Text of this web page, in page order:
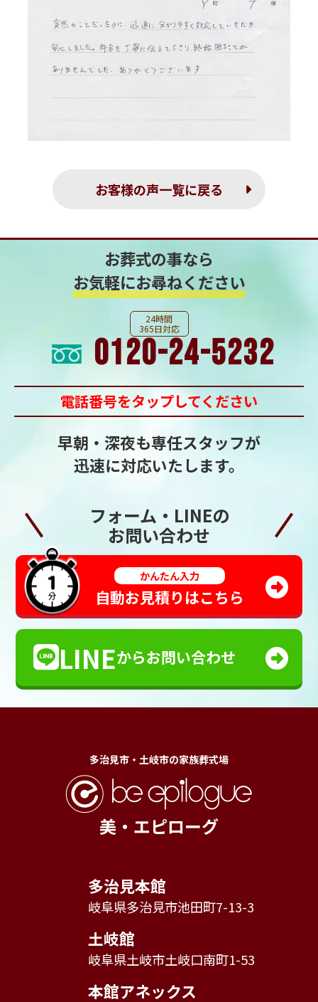
お客様の声一覧に戻る
お葬式の事なら
お気軽にお尋ねください
24時間
365日対応
0120-24-5232
電話番号をタップしてください
早朝・深夜も専任スタッフが
迅速に対応いたします。
フォーム・LINEの
お問い合わせ
かんたん入力
自動お見積りはこちら
LINEからお問い合わせ
多治見市・土岐市の家族葬式場
美・エピローグ
多治見本館
岐阜県多治見市池田町7-13-3
土岐館
岐阜県土岐市土岐口南町1-53
本館アネックス